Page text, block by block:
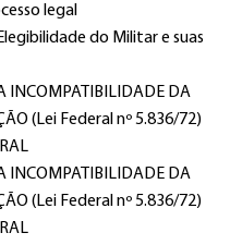
legal
do Militar e suas
INCOMPATIBILIDADE DA
(Lei Federal nº 5.836/72)
INCOMPATIBILIDADE DA
(Lei Federal nº 5.836/72)